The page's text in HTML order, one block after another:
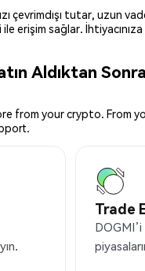
çevrimdışı tutar, uzun
erişim sağlar.
Aldıktan
from your crypto.
Trade